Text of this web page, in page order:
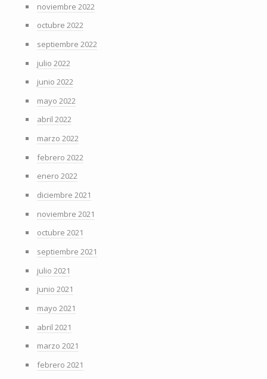
noviembre 2022
octubre 2022
septiembre 2022
julio 2022
junio 2022
mayo 2022
abril 2022
marzo 2022
febrero 2022
enero 2022
diciembre 2021
noviembre 2021
octubre 2021
septiembre 2021
julio 2021
junio 2021
mayo 2021
abril 2021
marzo 2021
febrero 2021